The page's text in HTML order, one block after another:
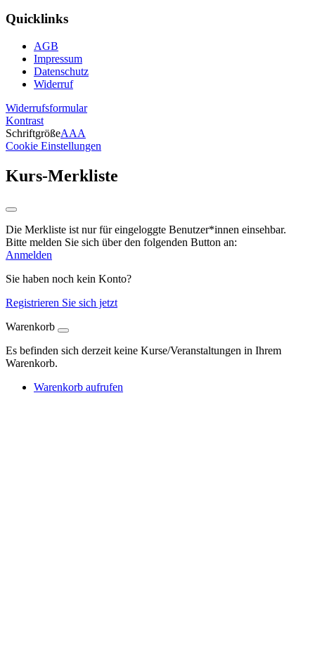
Quicklinks
AGB
Impressum
Datenschutz
Widerruf
Widerrufsformular
Kontrast
SchriftgrößeAAA
Cookie Einstellungen
Kurs-Merkliste
Die Merkliste ist nur für eingeloggte Benutzer*innen einsehbar.
Bitte melden Sie sich über den folgenden Button an:
Anmelden
Sie haben noch kein Konto?
Registrieren Sie sich jetzt
Warenkorb
Es befinden sich derzeit keine Kurse/Veranstaltungen in Ihrem
Warenkorb.
Warenkorb aufrufen